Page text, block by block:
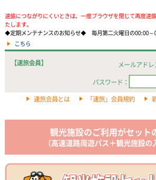
速旅につながりにくいときは、一度ブラウザを閉じて再度速
たします。
◆定期メンテナンスのお知らせ◆ 毎月第二火曜日の00:00
こちら
【速旅会員】
メールアドレ
パスワード：
速旅会員とは 「速旅」会員規約
観光施設のご利用がセット
（高速道路周遊パス＋観光施設の